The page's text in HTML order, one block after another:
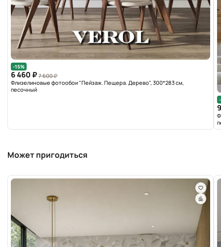
-15%
6 460 ₽ 7 600 ₽
Флизелиновые фотообои "Пейзаж. Пещера. Дерево", 300*283 см,
песочный
Может пригодиться